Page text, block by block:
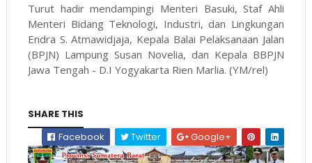
Turut hadir mendampingi Menteri Basuki, Staf Ahli
Menteri Bidang Teknologi, Industri, dan Lingkungan
Endra S. Atmawidjaja, Kepala Balai Pelaksanaan Jalan
(BPJN) Lampung Susan Novelia, dan Kepala BBPJN
Jawa Tengah - D.I Yogyakarta Rien Marlia. (YM/rel)
SHARE THIS
Facebook
Twitter Google+